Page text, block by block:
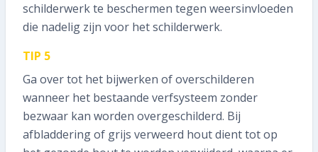
schilderwerk te beschermen tegen weersinvloeden
die nadelig zijn voor het schilderwerk.
TIP 5
Ga over tot het bijwerken of overschilderen
wanneer het bestaande verfsysteem zonder
bezwaar kan worden overgeschilderd. Bij
afbladdering of grijs verweerd hout dient tot op